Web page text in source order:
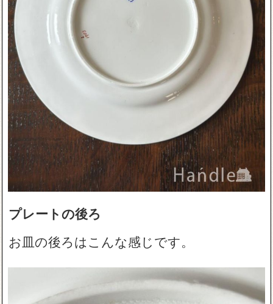
プレートの後ろ
お皿の後ろはこんな感じです。